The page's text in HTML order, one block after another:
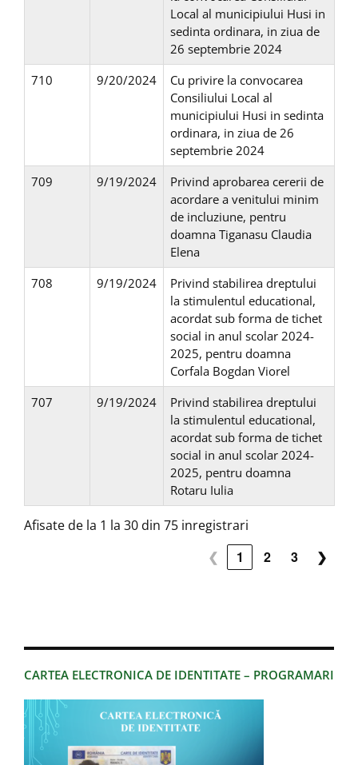
CARTEA ELECTRONICA DE IDENTITATE – PROGRAMARI
Local al municipiului Husi in
sedinta ordinara, in ziua de
26 septembrie 2024
710
9/20/2024
Cu privire la convocarea
Consiliului Local al
municipiului Husi in sedinta
ordinara, in ziua de 26
septembrie 2024
709
9/19/2024
Privind aprobarea cererii de
acordare a venitului minim
de incluziune, pentru
doamna Tiganasu Claudia
Elena
708
9/19/2024
Privind stabilirea dreptului
la stimulentul educational,
acordat sub forma de tichet
social in anul scolar 2024-
2025, pentru doamna
Corfala Bogdan Viorel
707
9/19/2024
Privind stabilirea dreptului
la stimulentul educational,
acordat sub forma de tichet
social in anul scolar 2024-
2025, pentru doamna
Rotaru Iulia
Afisate de la 1 la 30 din 75 inregistrari
❮ 1 2 3 ❯